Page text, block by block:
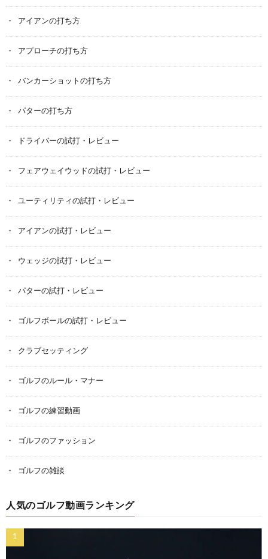
アイアンの打ち方
アプローチの打ち方
バンカーショットの打ち方
パターの打ち方
ドライバーの試打・レビュー
フェアウェイウッドの試打・レビュー
ユーティリティの試打・レビュー
アイアンの試打・レビュー
ウェッジの試打・レビュー
パターの試打・レビュー
ゴルフボールの試打・レビュー
クラブセッティング
ゴルフのルール・マナー
ゴルフの練習動画
ゴルフのファッション
ゴルフの雑談
人気のゴルフ動画ランキング